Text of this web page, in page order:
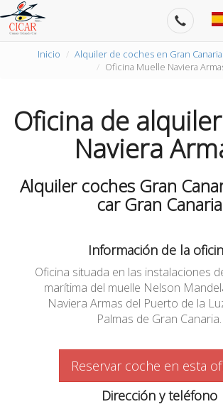
Inicio Alquiler de coches en Gran Canaria
Oficina Muelle Naviera
Oficina de
Naviera
Alquiler coches Gran
car Gran Canaria
Información de la
Oficina situada en las instalaciones
marítima del muelle Nelson
Naviera Armas del Puerto de la
Palmas de Gran Canaria.
Reservar coche en esta
Dirección y teléfono